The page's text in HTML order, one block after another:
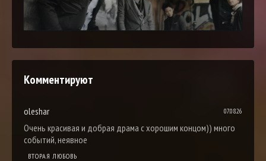
Комментируют
oleshar 07.08.26
Очень красивая и добрая драма с хорошим концом)) много
событий, неявное
ВТОРАЯ ЛЮБОВЬ